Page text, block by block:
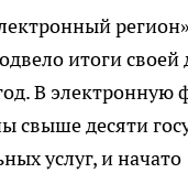
итоги своей
В электронную
свыше десяти
услуг, и начато